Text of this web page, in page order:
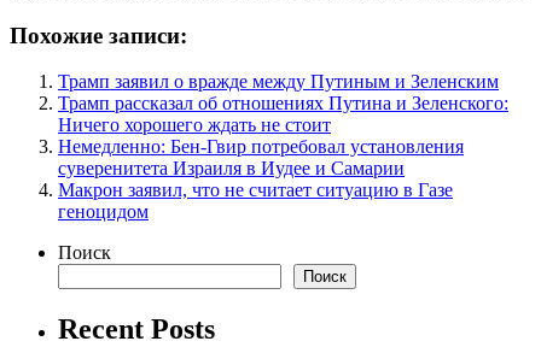
Похожие записи:
Трамп заявил о вражде между Путиным и Зеленским
Трамп рассказал об отношениях Путина и Зеленского:
Ничего хорошего ждать не стоит
Немедленно: Бен-Гвир потребовал установления
суверенитета Израиля в Иудее и Самарии
Макрон заявил, что не считает ситуацию в Газе
геноцидом
Поиск
Поиск
Recent Posts